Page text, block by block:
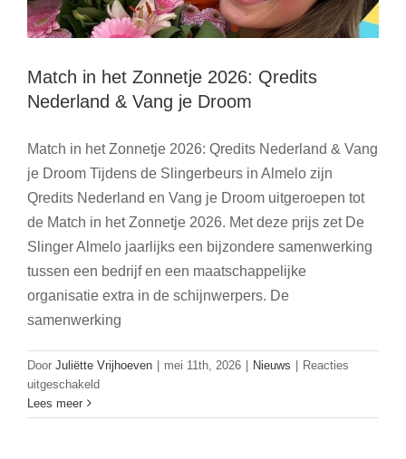
Match in het Zonnetje 2026: Qredits
Nederland & Vang je Droom
Match in het Zonnetje 2026: Qredits Nederland & Vang
je Droom Tijdens de Slingerbeurs in Almelo zijn
Qredits Nederland en Vang je Droom uitgeroepen tot
de Match in het Zonnetje 2026. Met deze prijs zet De
Slinger Almelo jaarlijks een bijzondere samenwerking
tussen een bedrijf en een maatschappelijke
organisatie extra in de schijnwerpers. De
samenwerking
Door Juliëtte Vrijhoeven | mei 11th, 2026 | Nieuws | Reacties
uitgeschakeldvoor
in
Lees meerBeter Wonen en De Gravenruiters